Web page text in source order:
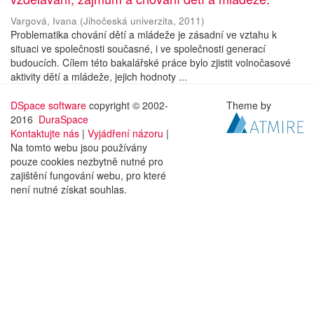
Vargová, Ivana (Jihočeská univerzita, 2011)
Problematika chování dětí a mládeže je zásadní ve vztahu k
situaci ve společnosti současné, i ve společnosti generací
budoucích. Cílem této bakalářské práce bylo zjistit volnočasové
aktivity dětí a mládeže, jejich hodnoty ...
DSpace software copyright © 2002-
2016 DuraSpace
Kontaktujte nás | Vyjádření názoru |
Na tomto webu jsou používány
pouze cookies nezbytně nutné pro
zajištění fungování webu, pro které
není nutné získat souhlas.
Theme by